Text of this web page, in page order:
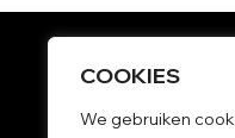
COOKIES
We gebruiken
Kleurrijke